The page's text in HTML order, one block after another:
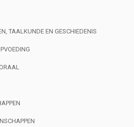
TAALKUNDE EN GESCHIEDENIS